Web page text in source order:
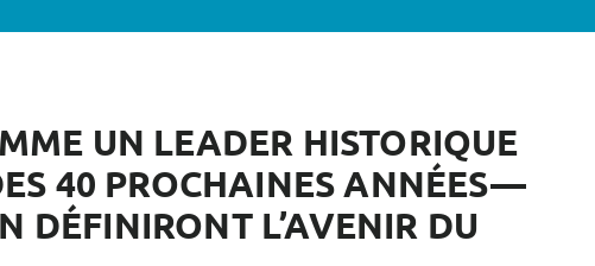
UN LEADER HISTORIQUE
40 PROCHAINES ANNÉES—
DÉFINIRONT L’AVENIR DU